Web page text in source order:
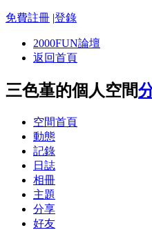
免費註冊 |登錄
2000FUN論壇
返回首頁
三色堇的個人空間
空間首頁
動態
記錄
日誌
相冊
主題
分享
好友